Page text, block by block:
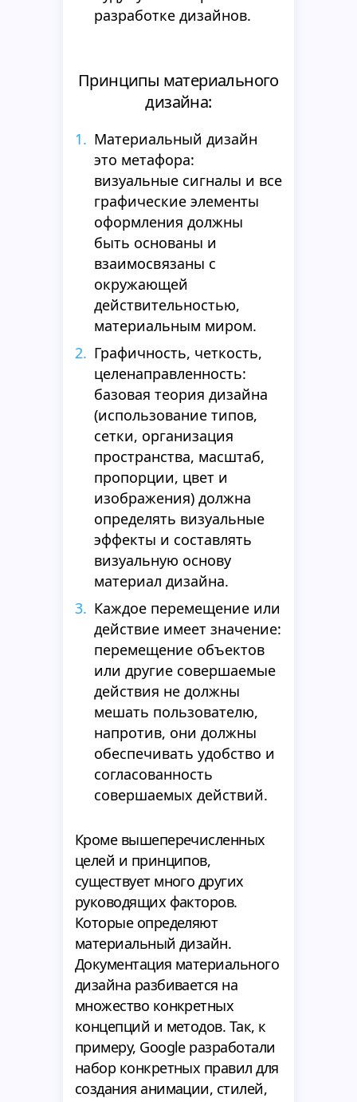
разработке дизайнов.
Принципы материального
дизайна:
Материальный дизайн
это метафора:
визуальные сигналы и все
графические элементы
оформления должны
быть основаны и
взаимосвязаны с
окружающей
действительностью,
материальным миром.
Графичность, четкость,
целенаправленность:
базовая теория дизайна
(использование типов,
сетки, организация
пространства, масштаб,
пропорции, цвет и
изображения) должна
определять визуальные
эффекты и составлять
визуальную основу
материал дизайна.
Каждое перемещение или
действие имеет значение:
перемещение объектов
или другие совершаемые
действия не должны
мешать пользователю,
напротив, они должны
обеспечивать удобство и
согласованность
совершаемых действий.
Кроме вышеперечисленных
целей и принципов,
существует много других
руководящих факторов.
Которые определяют
материальный дизайн.
Документация материального
дизайна разбивается на
множество конкретных
концепций и методов. Так, к
примеру, Google разработали
набор конкретных правил для
создания анимации, стилей,